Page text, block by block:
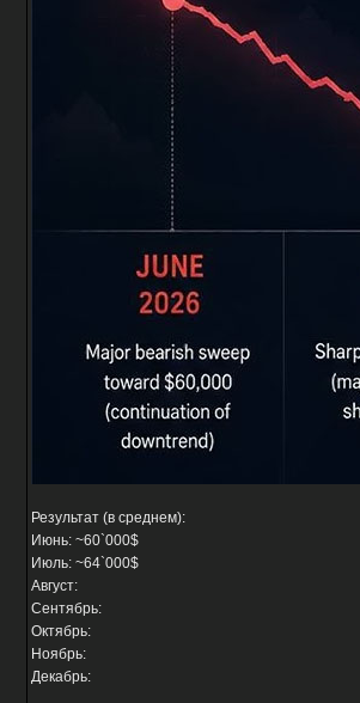
Результат (в среднем):
Июнь: ~60`000$
Июль: ~64`000$
Август:
Сентябрь:
Октябрь:
Ноябрь:
Декабрь: